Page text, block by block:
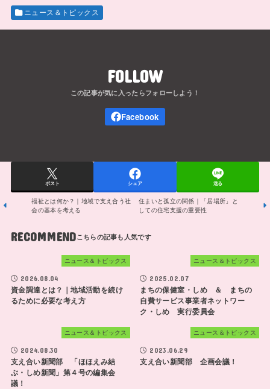
ニュース＆トピックス
FOLLOW
ポスト シェア 送る
福祉とは何か？｜地域で支え合う社
会の基本を考える
住まいと孤立の関係｜「居場所」と
しての住宅支援の重要性
RECOMMEND
ニュース＆トピックス
2026.08.04
資金調達とは？｜地域活動を続け
るために必要な考え方
ニュース＆トピックス
2025.02.07
まちの保健室・しめ ＆ まちの
自費サービス事業者ネットワー
ク・しめ 実行委員会
ニュース＆トピックス
2024.08.30
支え合い新聞部 「ほほえみ結
ぶ・しめ新聞」第４号の編集会
議！
ニュース＆トピックス
2023.06.29
支え合い新聞部 企画会議！